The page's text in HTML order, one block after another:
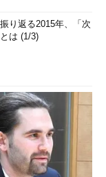
り返る2015年、「次
は (1/3)